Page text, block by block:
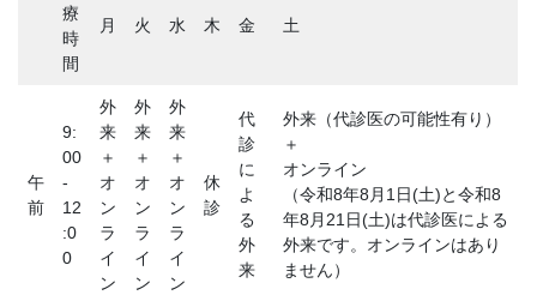
療
時
間
月 火 水 木 金 土
午
前
9:
00
-
12
:0
0
外
来
＋
オ
ン
ラ
イ
ン
外
来
＋
オ
ン
ラ
イ
ン
外
来
＋
オ
ン
ラ
イ
ン
休
診
代
診
に
よ
る
外
来
外来（代診医の可能性有り）
＋
オンライン
（令和8年8月1日(土)と令和8
年8月21日(土)は代診医による
外来です。オンラインはあり
ません）